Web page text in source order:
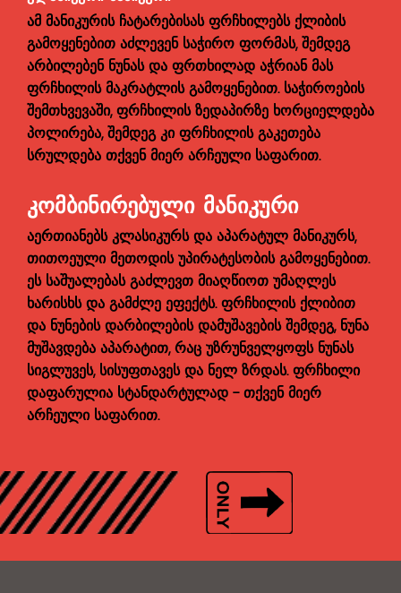
ამ მანიკურის ჩატარებისას ფრჩხილებს ქლიბის
გამოყენებით აძლევენ საჭირო ფორმას, შემდეგ
არბილებენ ნუნას და ფრთხილად აჭრიან მას
ფრჩხილის მაკრატლის გამოყენებით. საჭიროების
შემთხვევაში, ფრჩხილის ზედაპირზე ხორციელდება
პოლირება, შემდეგ კი ფრჩხილის გაკეთება
სრულდება თქვენ მიერ არჩეული საფარით.
ᲙᲝᲛᲑᲘᲜᲘᲠᲔᲑᲣᲚᲘ ᲛᲐᲜᲘᲙᲣᲠᲘ
აერთიანებს კლასიკურს და აპარატულ მანიკურს,
თითოეული მეთოდის უპირატესობის გამოყენებით.
ეს საშუალებას გაძლევთ მიაღწიოთ უმაღლეს
ხარისხს და გამძლე ეფექტს. ფრჩხილის ქლიბით
და ნუნების დარბილების დამუშავების შემდეგ, ნუნა
მუშავდება აპარატით, რაც უზრუნველყოფს ნუნას
სიგლუვეს, სისუფთავეს და ნელ ზრდას. ფრჩხილი
დაფარულია სტანდარტულად - თქვენ მიერ
არჩეული საფარით.